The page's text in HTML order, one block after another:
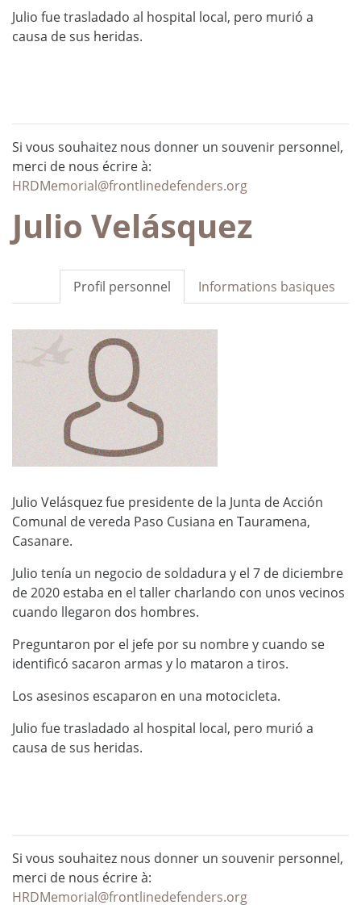
Julio fue trasladado al hospital local, pero murió a
causa de sus heridas.
Si vous souhaitez nous donner un souvenir personnel,
merci de nous écrire à:
HRDMemorial@frontlinedefenders.org
Julio Velásquez
Informations basiques
Profil personnel
Julio Velásquez fue presidente de la Junta de Acción
Comunal de vereda Paso Cusiana en Tauramena,
Casanare.
Julio tenía un negocio de soldadura y el 7 de diciembre
de 2020 estaba en el taller charlando con unos vecinos
cuando llegaron dos hombres.
Preguntaron por el jefe por su nombre y cuando se
identificó sacaron armas y lo mataron a tiros.
Los asesinos escaparon en una motocicleta.
Julio fue trasladado al hospital local, pero murió a
causa de sus heridas.
Si vous souhaitez nous donner un souvenir personnel,
merci de nous écrire à:
HRDMemorial@frontlinedefenders.org